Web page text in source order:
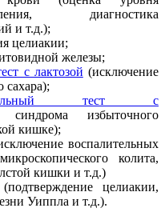
диагностика
и т.д.);
целиакии;
железы;
с лактозой (исключение
сахара);
тест с
избыточного
кишке);
воспалительных
колита,
кишки и т.д.)
(подтверждение целиакии,
Уиппла и т.д.).